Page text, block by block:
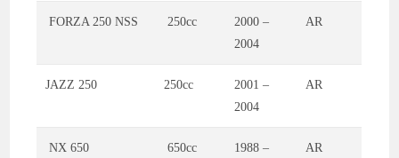
FORZA 250 NSS 250cc
2000 –
2004
AR
JAZZ 250 250cc
2001 –
2004
AR
NX 650
650cc
1988 –
AR